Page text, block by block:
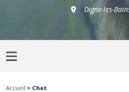
Digne-les-
Accueil > Chat